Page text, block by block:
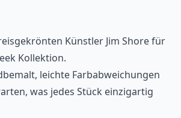
Künstler Jim Shore für
Kollektion.
leichte Farbabweichungen
was jedes Stück einzigartig